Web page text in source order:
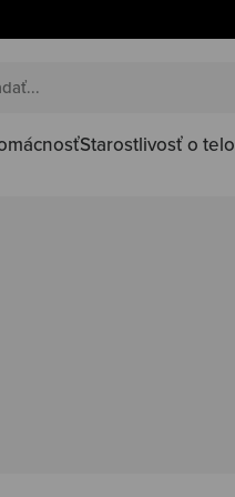
Starostlivosť o telo